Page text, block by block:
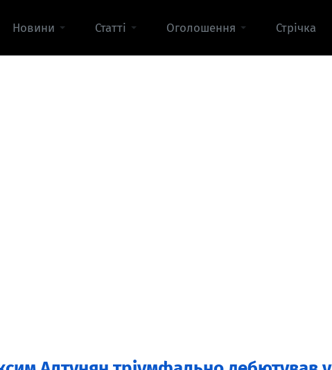
Новини Статті Оголошення Стрічка